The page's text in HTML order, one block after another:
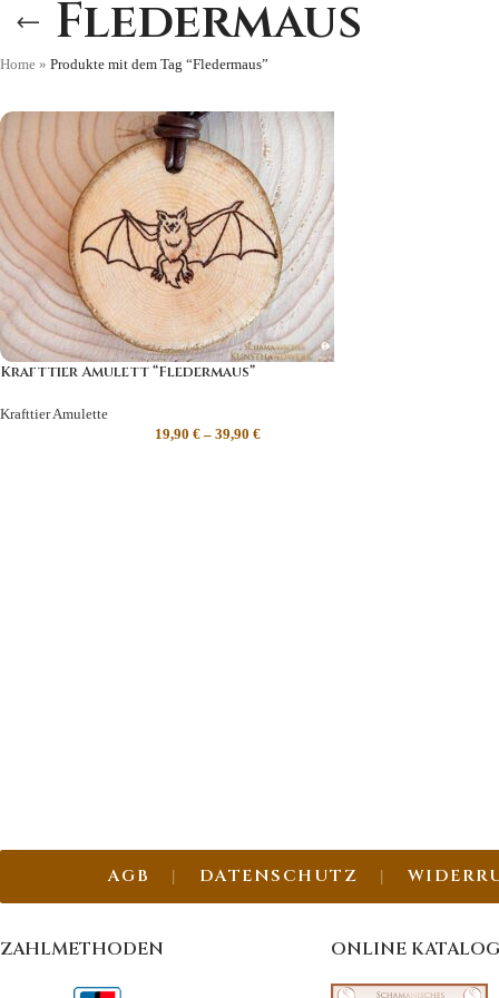
Fledermaus
Home » Produkte mit dem Tag “Fledermaus”
Krafttier Amulett “Fledermaus”
Krafttier Amulette
19,90€ –39,90€
AGB DATENSCHUTZ
ZAHLMETHODEN ONLINE KATALOG